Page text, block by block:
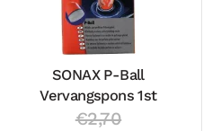
SONAX P-Ball
Vervangspons 1st
€2,70